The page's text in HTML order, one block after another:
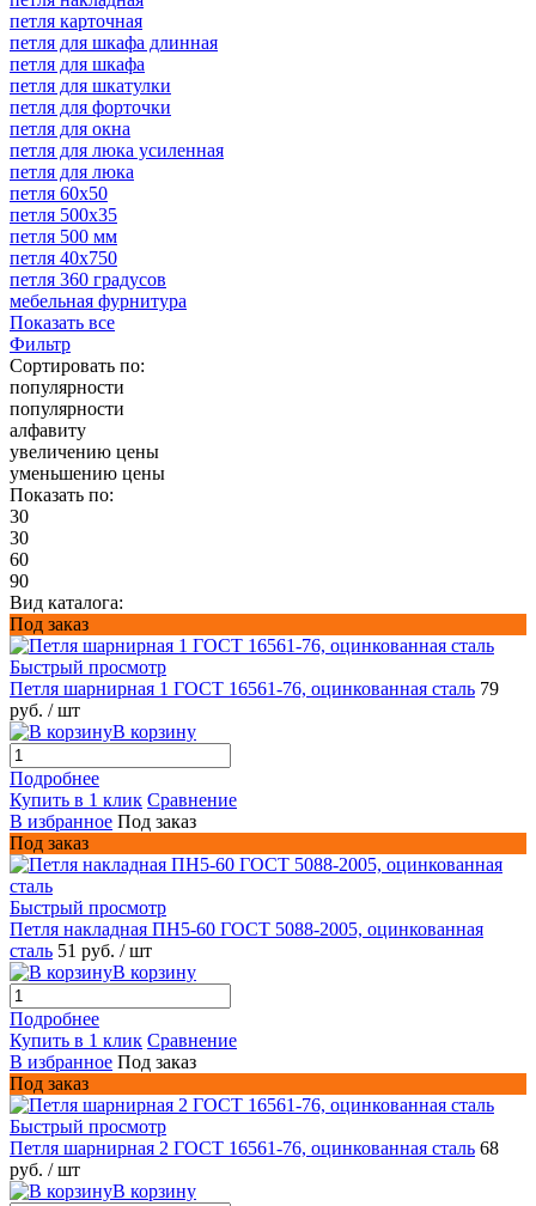
петля карточная
петля для шкафа длинная
петля для шкафа
петля для шкатулки
петля для форточки
петля для окна
петля для люка усиленная
петля для люка
петля 60х50
петля 500х35
петля 500 мм
петля 40х750
петля 360 градусов
мебельная фурнитура
Показать все
Фильтр
Сортировать по:
популярности
популярности
алфавиту
увеличению цены
уменьшению цены
Показать по:
30
30
60
90
Вид каталога:
Под заказ
Быстрый просмотр
Петля шарнирная 1 ГОСТ 16561-76, оцинкованная сталь 79
руб. / шт
В корзину
Подробнее
Купить в 1 клик Сравнение
В избранное Под заказ
Под заказ
Быстрый просмотр
Петля накладная ПН5-60 ГОСТ 5088-2005, оцинкованная
сталь 51 руб. / шт
В корзину
Подробнее
Купить в 1 клик Сравнение
В избранное Под заказ
Под заказ
Быстрый просмотр
Петля шарнирная 2 ГОСТ 16561-76, оцинкованная сталь 68
руб. / шт
В корзину